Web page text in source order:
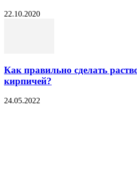
22.10.2020
Как правильно сделать
кирпичей?
24.05.2022